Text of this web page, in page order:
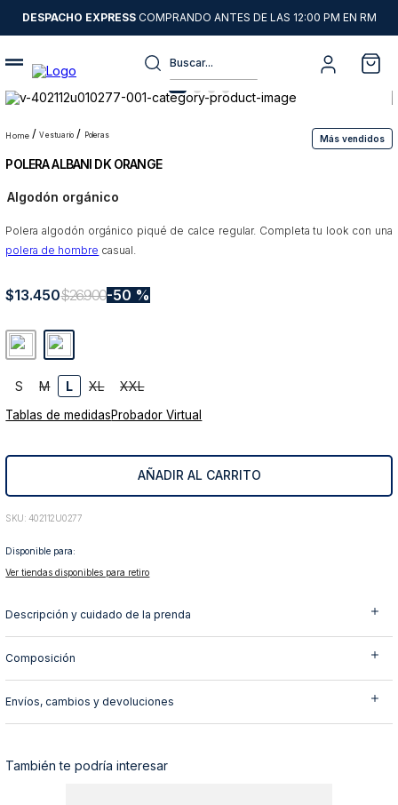
DESPACHO EXPRESSCOMPRANDO ANTES DE LAS 12:00 PM EN RM
Buscar...
vestuario poleras Más vendidos
POLERA ALBANI DK ORANGE
Algodón orgánico
Polera algodón orgánico piqué de calce regular. Completa tu look con una
polera de hombre casual.
$13.450$26.900 50 %
S M L XL XXL
Tablas de medidasProbador Virtual
AÑADIR AL CARRITO
: 402112U0277
Disponible para:
Ver tiendas disponibles para retiro
Descripción y cuidado de la prenda
Composición
Envíos, cambios y devoluciones
También te podría interesar
1.
sweater
2.
chaquetas
3.
camisas
4.
pantalon
6.
chaqueta cuero
8.
blazer
9
poleron
10. abrigo